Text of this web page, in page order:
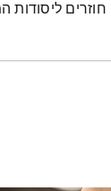
חוזרים